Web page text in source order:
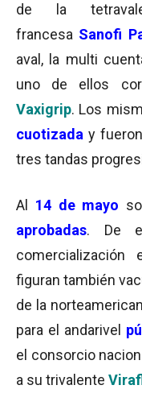
de la
francesa Sanofi
aval, la multi
uno de ellos
Vaxigrip. Los
cuotizada y
tres tandas
Al 14 de mayo
aprobadas. De
comercialización
figuran también
de la
para el andarivel
el consorcio
a su trivalente